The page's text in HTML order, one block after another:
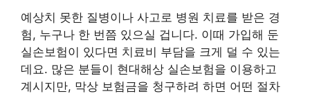
예상치 못한 질병이나 사고로 병원 치료를 받은 경
험, 누구나 한 번쯤 있으실 겁니다. 이때 가입해 둔
실손보험이 있다면 치료비 부담을 크게 덜 수 있는
데요. 많은 분들이 현대해상 실손보험을 이용하고
계시지만, 막상 보험금을 청구하려 하면 어떤 절차